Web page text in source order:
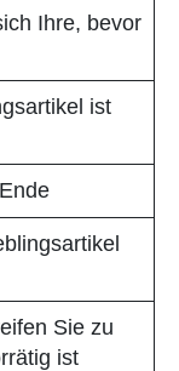
Ihre, bevor
ist
Sie zu
ist